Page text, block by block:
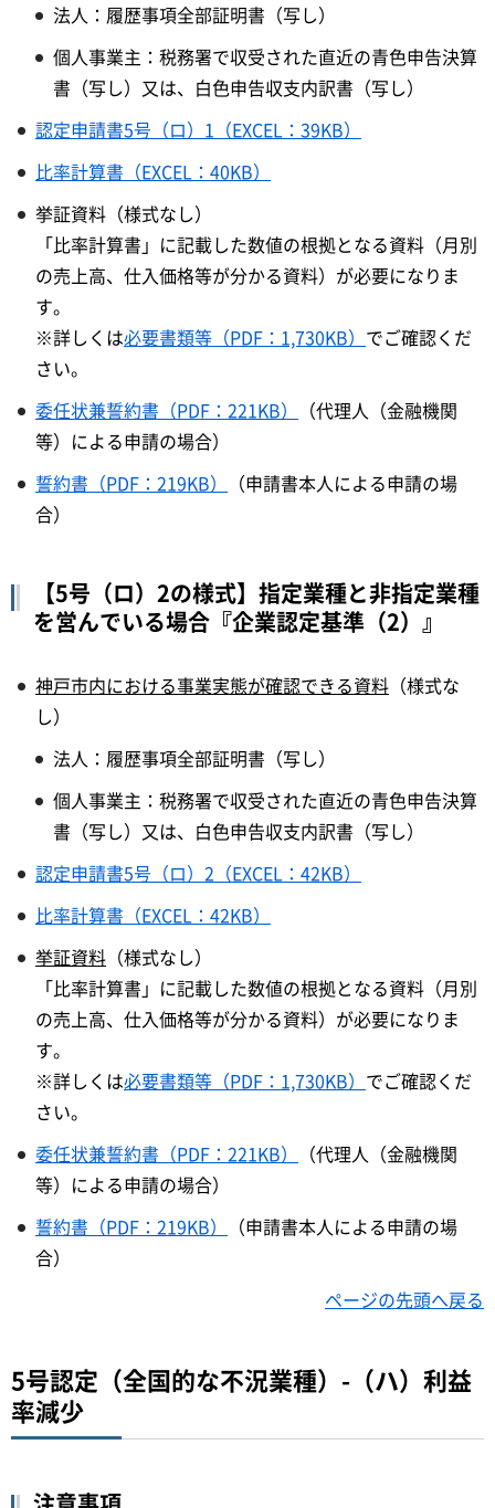
法人：履歴事項全部証明書（写し）
個人事業主：税務署で収受された直近の青色申告決算
書（写し）又は、白色申告収支内訳書（写し）
認定申請書5号（ロ）1（EXCEL：39KB）
比率計算書（EXCEL：40KB）
挙証資料（様式なし）
「比率計算書」に記載した数値の根拠となる資料（月別
の売上高、仕入価格等が分かる資料）が必要になりま
す。
※詳しくは必要書類等（PDF：1,730KB） でご確認くだ
さい。
委任状兼誓約書（PDF：221KB）
（代理人（金融機関
等）による申請の場合）
誓約書（PDF：219KB）
（申請書本人による申請の場
合）
【5号（ロ）2の様式】指定業種と非指定業種
を営んでいる場合『企業認定基準（2）』
神戸市内における事業実態が確認できる資料 （様式な
し）
法人：履歴事項全部証明書（写し）
個人事業主：税務署で収受された直近の青色申告決算
書（写し）又は、白色申告収支内訳書（写し）
認定申請書5号（ロ）2（EXCEL：42KB）
比率計算書（EXCEL：42KB）
挙証資料 （様式なし）
「比率計算書」に記載した数値の根拠となる資料（月別
の売上高、仕入価格等が分かる資料）が必要になりま
す。
※詳しくは必要書類等（PDF：1,730KB） でご確認くだ
さい。
委任状兼誓約書（PDF：221KB）
（代理人（金融機関
等）による申請の場合）
誓約書（PDF：219KB）
（申請書本人による申請の場
合）
ページの先頭へ戻る
5号認定（全国的な不況業種）-（ハ）利益
率減少